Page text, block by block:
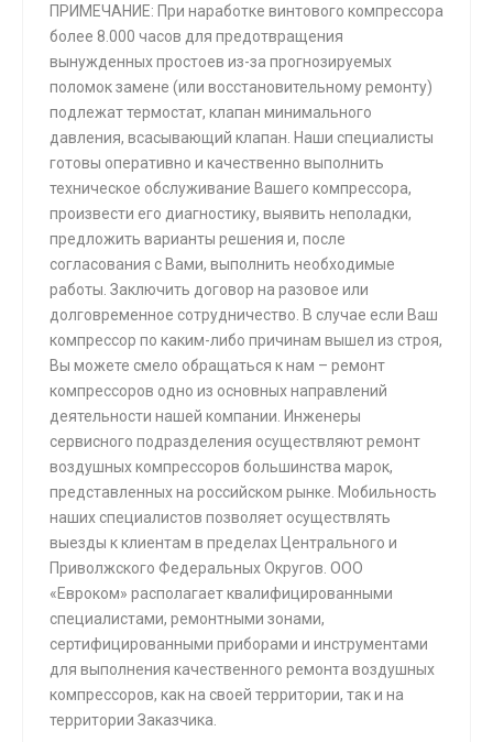
ПРИМЕЧАНИЕ: При наработке винтового компрессора
более 8.000 часов для предотвращения
вынужденных простоев из-за прогнозируемых
поломок замене (или восстановительному ремонту)
подлежат термостат, клапан минимального
давления, всасывающий клапан. Наши специалисты
готовы оперативно и качественно выполнить
техническое обслуживание Вашего компрессора,
произвести его диагностику, выявить неполадки,
предложить варианты решения и, после
согласования с Вами, выполнить необходимые
работы. Заключить договор на разовое или
долговременное сотрудничество. В случае если Ваш
компрессор по каким-либо причинам вышел из строя,
Вы можете смело обращаться к нам – ремонт
компрессоров одно из основных направлений
деятельности нашей компании. Инженеры
сервисного подразделения осуществляют ремонт
воздушных компрессоров большинства марок,
представленных на российском рынке. Мобильность
наших специалистов позволяет осуществлять
выезды к клиентам в пределах Центрального и
Приволжского Федеральных Округов. ООО
«Евроком» располагает квалифицированными
специалистами, ремонтными зонами,
сертифицированными приборами и инструментами
для выполнения качественного ремонта воздушных
компрессоров, как на своей территории, так и на
территории Заказчика.